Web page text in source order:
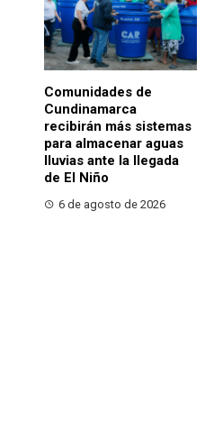
Comunidades de
Cundinamarca
recibirán más sistemas
para almacenar aguas
lluvias ante la llegada
de El Niño
6 de agosto de 2026